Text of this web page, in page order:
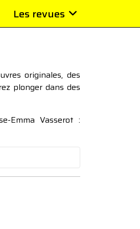
Les revues
originales, des
plonger dans des
Emma Vasserot :